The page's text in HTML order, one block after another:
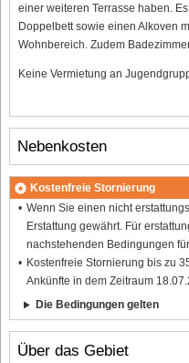
einer weiteren Terrasse haben.
Doppelbett sowie einen Alkoven
Wohnbereich. Zudem
Keine Vermietung an
Über das Gebiet
Nebenkosten
Kostenfreie Stornierung
Wenn Sie einen nicht
Erstattung gewährt. Für
nachstehenden Bedingungen
Kostenfreie Stornierung bis zu
Ankünfte in dem Zeitraum
Die Bedingungen gelten